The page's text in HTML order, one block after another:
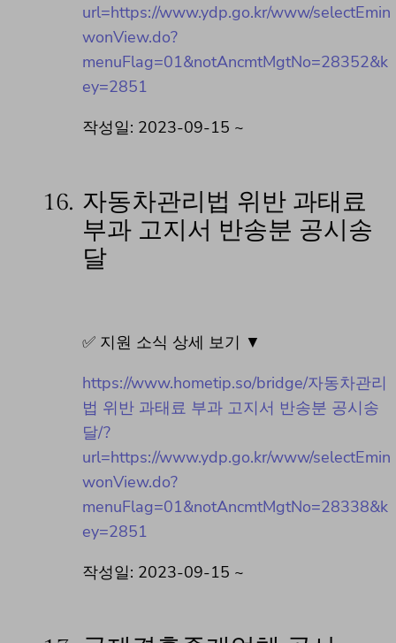
url=https://www.ydp.go.kr/www/selectEmin
wonView.do?
menuFlag=01&notAncmtMgtNo=28352&k
ey=2851
작성일: 2023-09-15 ~
16. 자동차관리법 위반 과태료
부과 고지서 반송분 공시송
달
✅ 지원 소식 상세 보기 ▼
https://www.hometip.so/bridge/자동차관리
법 위반 과태료 부과 고지서 반송분 공시송
달/?
url=https://www.ydp.go.kr/www/selectEmin
wonView.do?
menuFlag=01&notAncmtMgtNo=28338&k
ey=2851
작성일: 2023-09-15 ~